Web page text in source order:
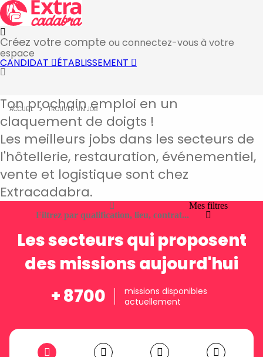
Créez votre compte ou connectez-vous à votre
espace
CANDIDAT ÉTABLISSEMENT
ACCUEIL TROUVER UN JOB
Ton prochain emploi en un
claquement de doigts !
Les meilleurs jobs dans les secteurs de
l'hôtellerie, restauration, événementiel,
vente et logistique sont chez
Extracadabra.
Filtrez par qualification, lieu, contrat...
Mes filtres
+ 8700
missions disponibles
actuellement
Les secteurs qui proposent
des missions aujourd'hui